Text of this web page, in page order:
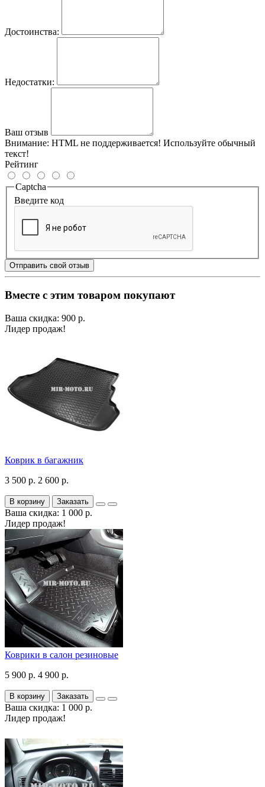
Достоинства:
Недостатки:
Ваш отзыв
Внимание: HTML не поддерживается! Используйте обычный
текст!
Рейтинг
Captcha
Введите код
Отправить свой отзыв
Вместе с этим товаром покупают
Ваша скидка: 900 р.
Лидер продаж!
Коврик в багажник
3 500 р. 2 600 р.
В корзину Заказать
Ваша скидка: 1 000 р.
Лидер продаж!
Коврики в салон резиновые
5 900 р. 4 900 р.
В корзину Заказать
Ваша скидка: 1 000 р.
Лидер продаж!